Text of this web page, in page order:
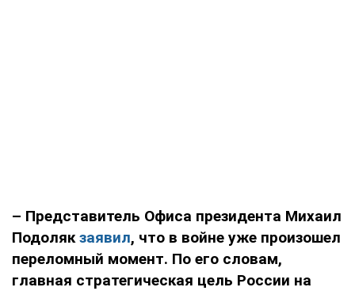
– Представитель Офиса президента Михаил
Подолякзаявил, что в войне уже произошел
переломный момент. По его словам,
главная стратегическая цель России на